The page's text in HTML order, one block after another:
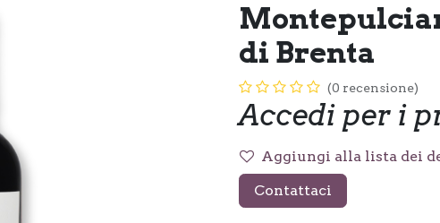
di Brenta
(0 recensione)
Accedi per i
Aggiungi alla lista dei
Contattaci